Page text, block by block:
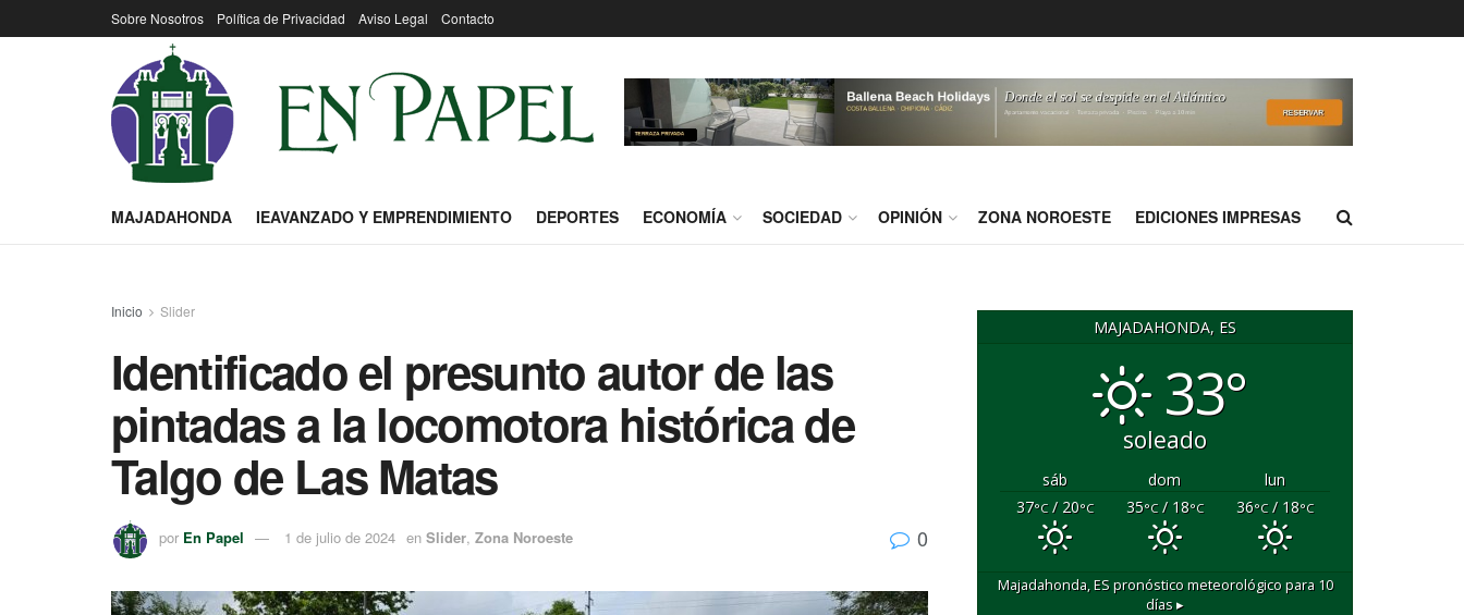
Sobre Nosotros Política de Privacidad Aviso Legal Contacto
MAJADAHONDA IEAVANZADO Y EMPRENDIMIENTO DEPORTES ECONOMÍA SOCIEDAD OPINIÓN ZONA NOROESTE EDICIONES IMPRESAS
Inicio Slider
Identificado el presunto autor de las
pintadas a la locomotora histórica de
Talgo de Las Matas
por En Papel 1 de julio de 2024 en Slider, Zona Noroeste 0
MAJADAHONDA, ES
33°
soleado
sáb dom
lun
37°C/ 20°C 35°C/ 18°C 36°C/ 18°C
Majadahonda, ESpronóstico meteorológico para 10
días ▸